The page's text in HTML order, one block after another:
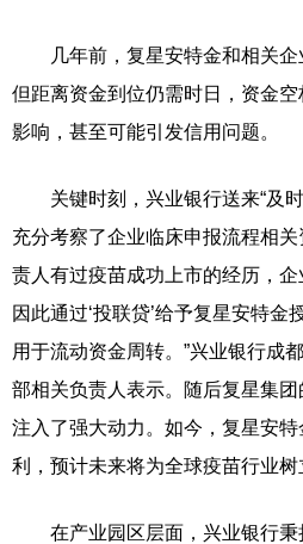
几年前，复星安特金和相关企
但距离资金到位仍需时日，资金
影响，甚至可能引发信用问题。
关键时刻，兴业银行送来“及时
充分考察了企业临床申报流程相
责人有过疫苗成功上市的经历，企
因此通过‘投联贷’给予复星安特
用于流动资金周转。”兴业银行成
部相关负责人表示。随后复星集
注入了强大动力。如今，复星安
利，预计未来将为全球疫苗行业树
在产业园区层面，兴业银行秉